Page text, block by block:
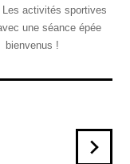
activités sportives
une séance épée
bienvenus !